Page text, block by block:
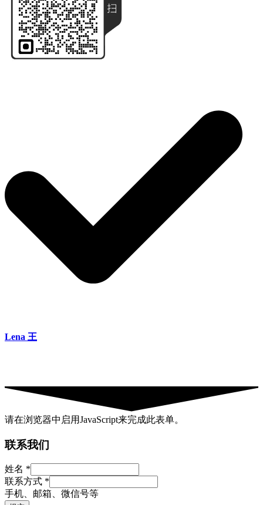
Lena 王
请在浏览器中启用JavaScript来完成此表单。
联系我们
联
系
方
姓名 *
联系方式 *
手机、邮箱、微信号等